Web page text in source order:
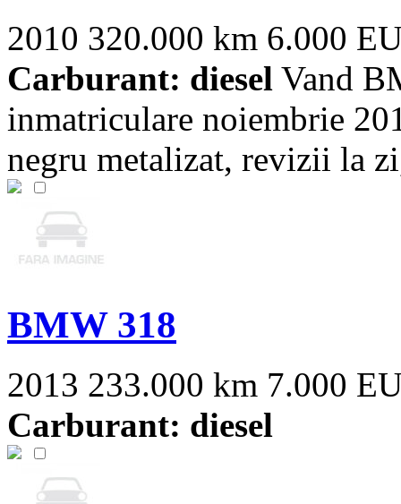
2010 320.000 km 6.000
Carburant: diesel Vand
inmatriculare noiembrie
negru metalizat, revizii la
BMW 318
2013 233.000 km 7.000
Carburant: diesel